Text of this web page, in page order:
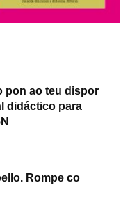
pon ao teu dispor
didáctico para
Rompe co